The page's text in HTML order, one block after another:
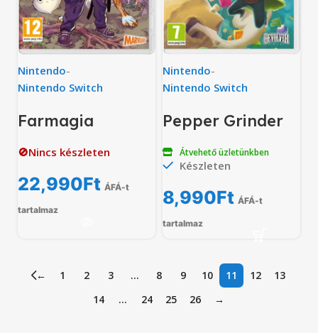
Nintendo-
Nintendo Switch
Farmagia
🚫Nincs készleten
22,990Ft ÁFÁ-t
tartalmaz
Nintendo-
Nintendo Switch
Pepper Grinder
Átvehető üzletünkben
Készleten
8,990Ft ÁFÁ-t
tartalmaz
← 1 2 3 … 8 9 10 11 12
13
14
… 24 25 26 →